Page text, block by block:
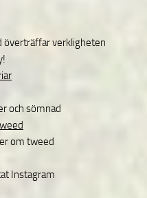
överträffar verkligheten
och sömnad
om tweed
Instagram